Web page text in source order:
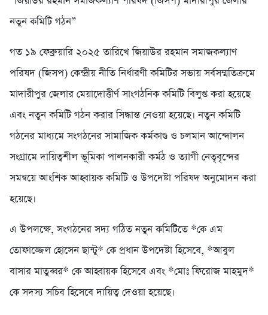
নতুন কমিটি গঠন”
গত ১৯ ফেব্রুয়ারি ২০২৫ তারিখে জিয়াউর রহমান সমাজকল্যাণ
পরিষদ (জিসপ) কেন্দ্রীয় নীতি নির্ধারণী কমিটির সভায় সর্বসম্মতিক্রমে
মাদারীপুর জেলার মেয়াদোত্তীর্ণ সাংগঠনিক কমিটি বিলুপ্ত করা হয়েছে
এবং নতুন কমিটি গঠন করার সিদ্ধান্ত নেওয়া হয়েছে। নতুন কমিটি
গঠনের মাধ্যমে সংগঠনের সামাজিক কর্মকাণ্ড ও চলমান আন্দোলন
সংগ্রামে দায়িত্বশীল ভূমিকা পালনকারী কর্মঠ ও ত্যাগী নেতৃবৃন্দের
সমন্বয়ে আংশিক আহ্বায়ক কমিটি ও উপদেষ্টা পরিষদ অনুমোদন করা
হয়েছে।
এ উপলক্ষে, সংগঠনের সদ্য গঠিত নতুন কমিটিতে *কে এম
তোফাজ্জেল হোসেন ছান্টু* কে প্রধান উপদেষ্টা হিসেবে, *আবুল
বাসার মাতুব্বর* কে আহ্বায়ক হিসেবে এবং *মোঃ ফিরোজ মাহমুদ*
কে সদস্য সচিব হিসেবে দায়িত্ব দেওয়া হয়েছে।